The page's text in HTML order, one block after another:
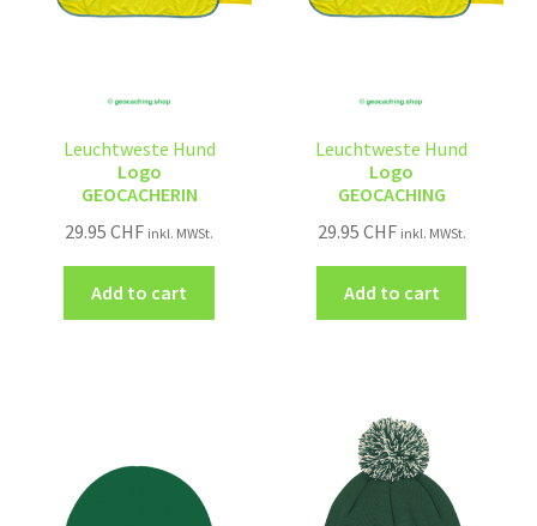
Leuchtweste Hund
Logo
GEOCACHERIN
29.95CHF inkl. MWSt.
Add to cart
Leuchtweste Hund
Logo
GEOCACHING
29.95 CHF inkl. MWSt.
Add to cart